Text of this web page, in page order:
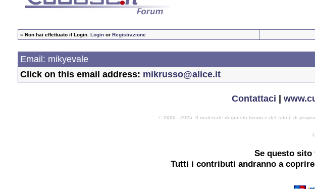
» Non hai effettuato il Login. Login or Registrazione
Email: mikyevale
Click on this email address: mikrusso@alice.it
Contattaci
© 2000 - 2025. Il materiale di questo forum e del sito è di
Se questo
Tutti i contributi andranno a